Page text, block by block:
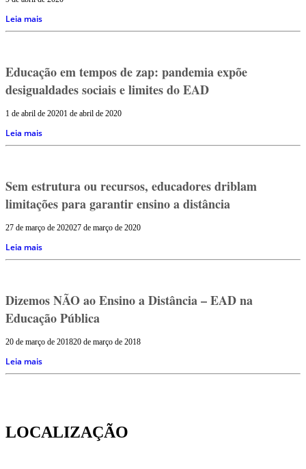
Leia mais
Educação em tempos de zap: pandemia expõe
desigualdades sociais e limites do EAD
1 de abril de 20201 de abril de 2020
Leia mais
Sem estrutura ou recursos, educadores driblam
limitações para garantir ensino a distância
27 de março de 202027 de março de 2020
Leia mais
Dizemos NÃO ao Ensino a Distância – EAD na
Educação Pública
20 de março de 201820 de março de 2018
Leia mais
LOCALIZAÇÃO